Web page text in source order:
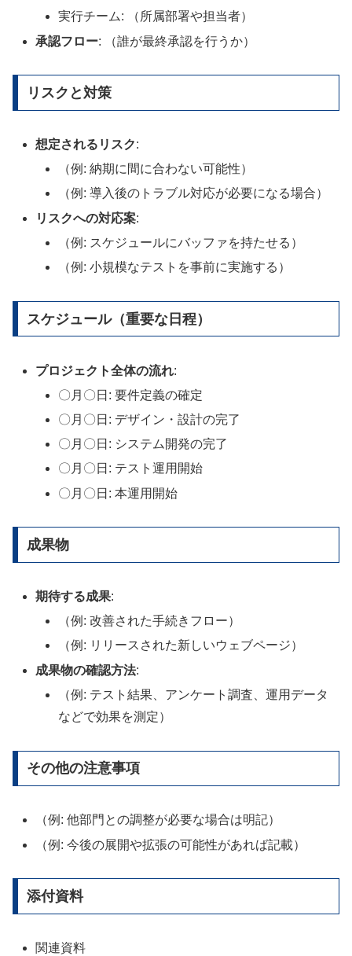
実行チーム: （所属部署や担当者）
承認フロー: （誰が最終承認を行うか）
リスクと対策
想定されるリスク:
（例: 納期に間に合わない可能性）
（例: 導入後のトラブル対応が必要になる場合）
リスクへの対応案:
（例: スケジュールにバッファを持たせる）
（例: 小規模なテストを事前に実施する）
スケジュール（重要な日程）
プロジェクト全体の流れ:
〇月〇日: 要件定義の確定
〇月〇日: デザイン・設計の完了
〇月〇日: システム開発の完了
〇月〇日: テスト運用開始
〇月〇日: 本運用開始
成果物
期待する成果:
（例: 改善された手続きフロー）
（例: リリースされた新しいウェブページ）
成果物の確認方法:
（例: テスト結果、アンケート調査、運用データ
などで効果を測定）
その他の注意事項
（例: 他部門との調整が必要な場合は明記）
（例: 今後の展開や拡張の可能性があれば記載）
添付資料
関連資料